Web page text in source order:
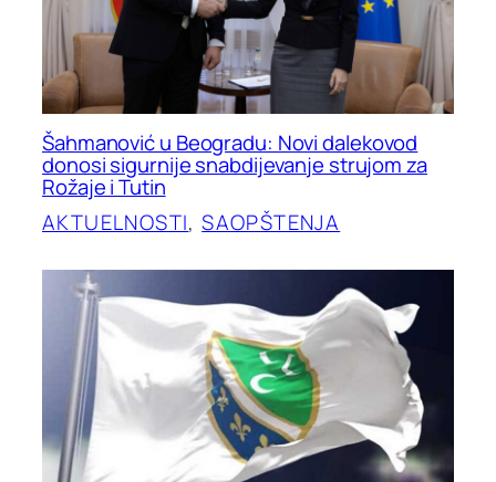
Šahmanović u Beogradu: Novi dalekovod
donosi sigurnije snabdijevanje strujom za
Rožaje i Tutin
AKTUELNOSTI, SAOPŠTENJA